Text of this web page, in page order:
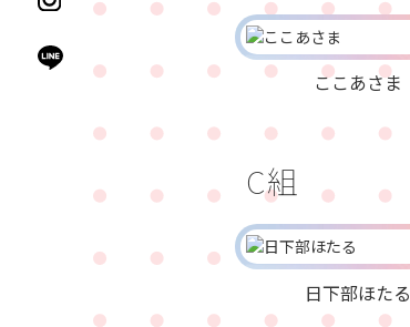
ここあさま
C組
日下部ほたる